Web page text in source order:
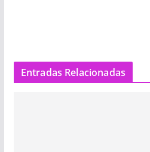
Entradas Relacionadas